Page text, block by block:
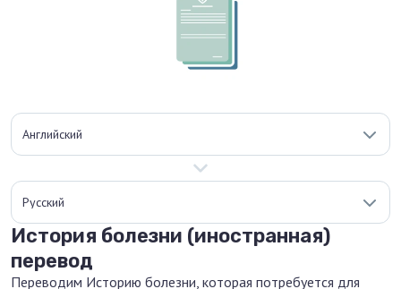
Английский
Русский
История болезни (иностранная)
перевод
Переводим Историю болезни, которая потребуется для